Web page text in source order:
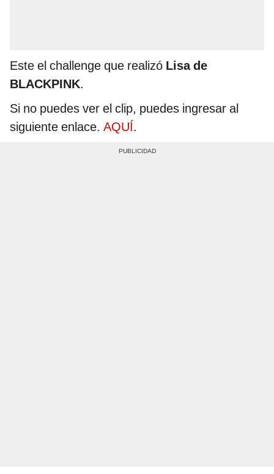
Este el challenge que realizó Lisa de
BLACKPINK.
Si no puedes ver el clip, puedes ingresar al
siguiente enlace. AQUÍ.